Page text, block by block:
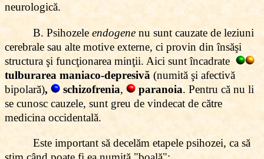
neurologică.
B. Psihozele endogene nu sunt cauzate de leziuni
cerebrale sau alte motive externe, ci provin din însăşi
structura şi funcţionarea minţii. Aici sunt încadrate
tulburarea maniaco-depresivă (numită şi afectivă
bipolară), schizofrenia, paranoia. Pentru că nu li
se cunosc cauzele, sunt greu de vindecat de către
medicina occidentală.
Este important să decelăm etapele psihozei, ca să